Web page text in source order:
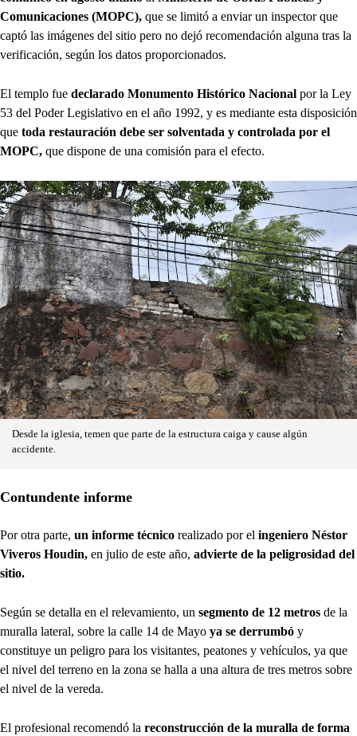
Comunicaciones (MOPC), que se limitó a enviar un inspector que
captó las imágenes del sitio pero no dejó recomendación alguna tras la
verificación, según los datos proporcionados.
El templo fue declarado Monumento Histórico Nacional por la Ley
53 del Poder Legislativo en el año 1992, y es mediante esta disposición
que toda restauración debe ser solventada y controlada por el
MOPC, que dispone de una comisión para el efecto.
Desde la iglesia, temen que parte de la estructura caiga y cause algún
accidente.
Contundente informe
Por otra parte, un informe técnico realizado por el ingeniero Néstor
Viveros Houdin, en julio de este año, advierte de la peligrosidad del
sitio.
Según se detalla en el relevamiento, un segmento de 12 metros de la
muralla lateral, sobre la calle 14 de Mayo ya se derrumbó y
constituye un peligro para los visitantes, peatones y vehículos, ya que
el nivel del terreno en la zona se halla a una altura de tres metros sobre
el nivel de la vereda.
El profesional recomendó la reconstrucción de la muralla de forma